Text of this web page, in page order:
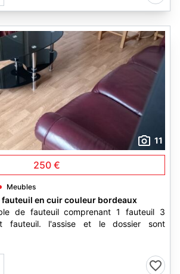
11
250 €
Meubles
fauteuil en cuir couleur bordeaux
de fauteuil comprenant 1 fauteuil 3
l'assise et le dossier sont